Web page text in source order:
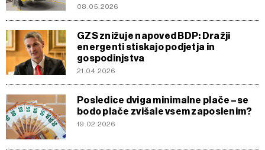
08.05.2026
GZS znižuje napoved BDP: Dražji
energenti stiskajo podjetja in
gospodinjstva
21.04.2026
Posledice dviga minimalne plače – se
bodo plače zvišale vsem zaposlenim?
19.02.2026